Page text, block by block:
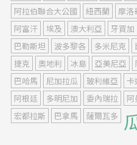
阿拉伯聯合大公國
紐西蘭 摩洛
阿富汗
埃及 澳大利亞 牙買加
巴勒斯坦
波多黎各 多米尼克
捷克
奧地利 冰島 亞美尼亞
巴哈馬
尼加拉瓜 玻利維亞 卡
阿根廷
多明尼加 委內瑞拉 阿
宏都拉斯
巴拿馬 薩爾瓦多